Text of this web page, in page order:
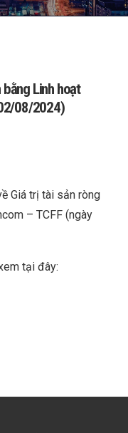
Linh hoạt
08/2024)
Giá trị tài sản ròng
– TCFF (ngày
tại đây: